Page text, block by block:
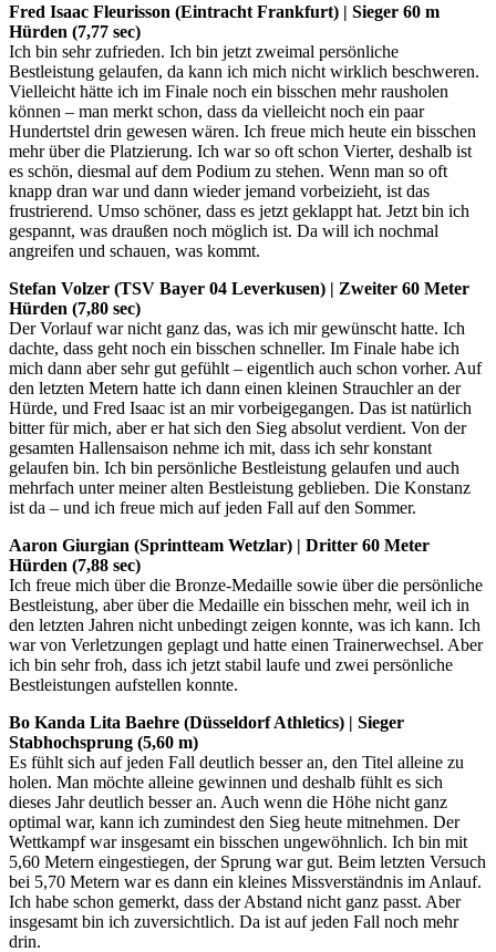
Fred Isaac Fleurisson (Eintracht Frankfurt) | Sieger 60 m
Hürden (7,77 sec)
Ich bin sehr zufrieden. Ich bin jetzt zweimal persönliche
Bestleistung gelaufen, da kann ich mich nicht wirklich beschweren.
Vielleicht hätte ich im Finale noch ein bisschen mehr rausholen
können – man merkt schon, dass da vielleicht noch ein paar
Hundertstel drin gewesen wären. Ich freue mich heute ein bisschen
mehr über die Platzierung. Ich war so oft schon Vierter, deshalb ist
es schön, diesmal auf dem Podium zu stehen. Wenn man so oft
knapp dran war und dann wieder jemand vorbeizieht, ist das
frustrierend. Umso schöner, dass es jetzt geklappt hat. Jetzt bin ich
gespannt, was draußen noch möglich ist. Da will ich nochmal
angreifen und schauen, was kommt.
Stefan Volzer (TSV Bayer 04 Leverkusen) | Zweiter 60 Meter
Hürden (7,80 sec)
Der Vorlauf war nicht ganz das, was ich mir gewünscht hatte. Ich
dachte, dass geht noch ein bisschen schneller. Im Finale habe ich
mich dann aber sehr gut gefühlt – eigentlich auch schon vorher. Auf
den letzten Metern hatte ich dann einen kleinen Strauchler an der
Hürde, und Fred Isaac ist an mir vorbeigegangen. Das ist natürlich
bitter für mich, aber er hat sich den Sieg absolut verdient. Von der
gesamten Hallensaison nehme ich mit, dass ich sehr konstant
gelaufen bin. Ich bin persönliche Bestleistung gelaufen und auch
mehrfach unter meiner alten Bestleistung geblieben. Die Konstanz
ist da – und ich freue mich auf jeden Fall auf den Sommer.
Aaron Giurgian (Sprintteam Wetzlar) | Dritter 60 Meter
Hürden (7,88 sec)
Ich freue mich über die Bronze-Medaille sowie über die persönliche
Bestleistung, aber über die Medaille ein bisschen mehr, weil ich in
den letzten Jahren nicht unbedingt zeigen konnte, was ich kann. Ich
war von Verletzungen geplagt und hatte einen Trainerwechsel. Aber
ich bin sehr froh, dass ich jetzt stabil laufe und zwei persönliche
Bestleistungen aufstellen konnte.
Bo Kanda Lita Baehre (Düsseldorf Athletics) | Sieger
Stabhochsprung (5,60 m)
Es fühlt sich auf jeden Fall deutlich besser an, den Titel alleine zu
holen. Man möchte alleine gewinnen und deshalb fühlt es sich
dieses Jahr deutlich besser an. Auch wenn die Höhe nicht ganz
optimal war, kann ich zumindest den Sieg heute mitnehmen. Der
Wettkampf war insgesamt ein bisschen ungewöhnlich. Ich bin mit
5,60 Metern eingestiegen, der Sprung war gut. Beim letzten Versuch
bei 5,70 Metern war es dann ein kleines Missverständnis im Anlauf.
Ich habe schon gemerkt, dass der Abstand nicht ganz passt. Aber
insgesamt bin ich zuversichtlich. Da ist auf jeden Fall noch mehr
drin.